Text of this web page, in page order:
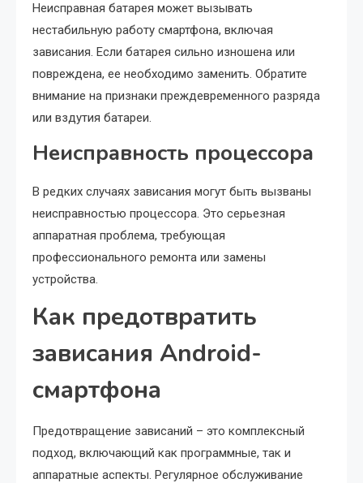
Неисправная батарея может вызывать
нестабильную работу смартфона, включая
зависания. Если батарея сильно изношена или
повреждена, ее необходимо заменить. Обратите
внимание на признаки преждевременного разряда
или вздутия батареи.
Неисправность процессора
В редких случаях зависания могут быть вызваны
неисправностью процессора. Это серьезная
аппаратная проблема, требующая
профессионального ремонта или замены
устройства.
Как предотвратить
зависания Android-
смартфона
Предотвращение зависаний – это комплексный
подход, включающий как программные, так и
аппаратные аспекты. Регулярное обслуживание